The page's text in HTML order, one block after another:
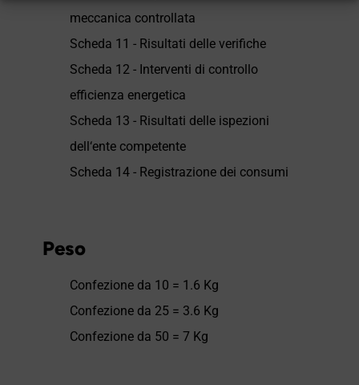
meccanica controllata
Scheda 11 - Risultati delle verifiche
Scheda 12 - Interventi di controllo
efficienza energetica
Scheda 13 - Risultati delle ispezioni
dell‘ente competente
Scheda 14 - Registrazione dei consumi
Peso
Confezione da 10 = 1.6 Kg
Confezione da 25 = 3.6 Kg
Confezione da 50 = 7 Kg